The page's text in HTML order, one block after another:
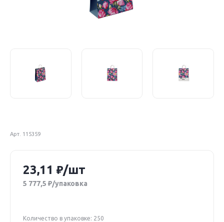
Арт. 115359
23,11 /шт
5 777,5 /упаковка
Количество в упаковке: 250